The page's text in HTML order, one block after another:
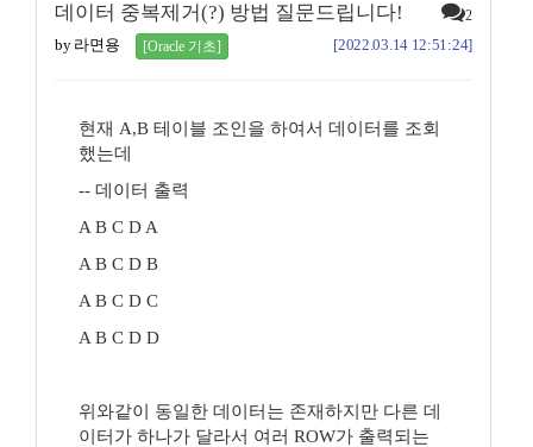
데이터 중복제거(?) 방법 질문드립니다! 2
by 라면용 [Oracle 기초] [2022.03.14 12:51:24]
현재 A,B 테이블 조인을 하여서 데이터를 조회
했는데
-- 데이터 출력
A B C D A
A B C D B
A B C D C
A B C D D
위와같이 동일한 데이터는 존재하지만 다른 데
이터가 하나가 달라서 여러 ROW가 출력되는